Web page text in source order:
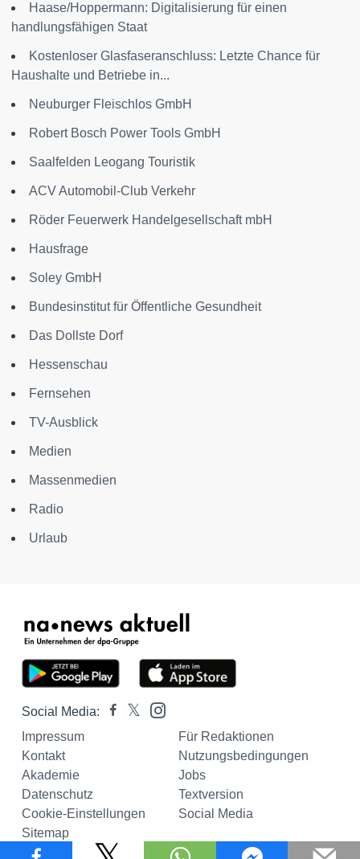
Haase/Hoppermann: Digitalisierung für einen
handlungsfähigen Staat
Kostenloser Glasfaseranschluss: Letzte Chance für
Haushalte und Betriebe in...
Neuburger Fleischlos GmbH
Robert Bosch Power Tools GmbH
Saalfelden Leogang Touristik
ACV Automobil-Club Verkehr
Röder Feuerwerk Handelgesellschaft mbH
Hausfrage
Soley GmbH
Bundesinstitut für Öffentliche Gesundheit
Das Dollste Dorf
Hessenschau
Fernsehen
TV-Ausblick
Medien
Massenmedien
Radio
Urlaub
Social Media:
Impressum
Für Redaktionen
Kontakt
Nutzungsbedingungen
Akademie
Jobs
Datenschutz
Textversion
Cookie-Einstellungen
Social Media
Sitemap